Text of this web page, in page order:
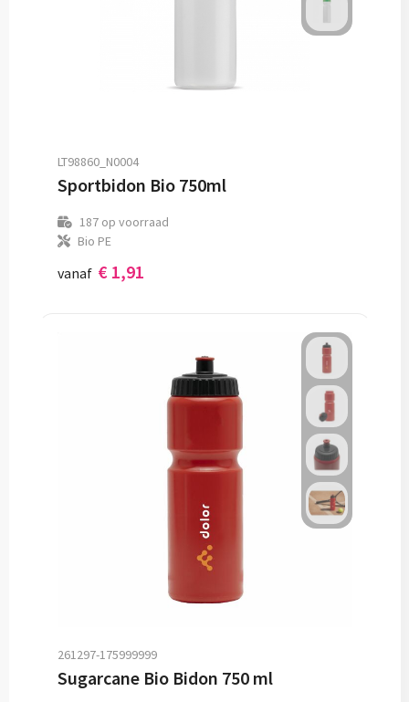
LT98860_N0004
Sportbidon Bio 750ml
187op voorraad
Bio PE
vanaf € 1,91
261297-175999999
Sugarcane Bio Bidon 750 ml